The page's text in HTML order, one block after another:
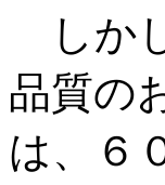
しか
品質の
は、６